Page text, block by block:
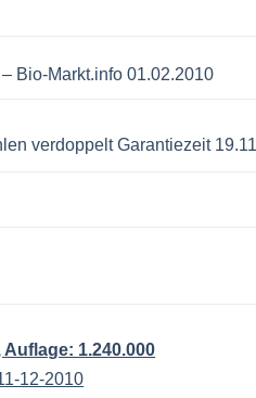
Bio-Markt.info 01.02.2010
verdoppelt Garantiezeit
Auflage: 1.240.000
12-2010